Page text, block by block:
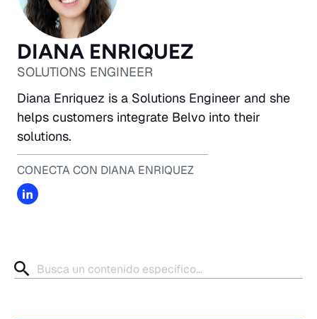
DIANA ENRIQUEZ
SOLUTIONS ENGINEER
Diana Enriquez is a Solutions Engineer and she
helps customers integrate Belvo into their
solutions.
CONECTA CON DIANA ENRIQUEZ